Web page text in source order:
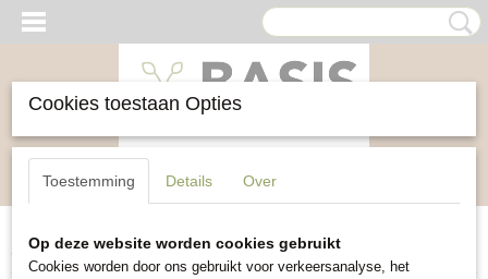
Inloggen Registreren
Home>Groente>Witte kool Langedijker Bewaar 2
Cookies toestaan Opties
Toestemming Details Over
Op deze website worden cookies gebruikt
Cookies worden door ons gebruikt voor verkeersanalyse, het